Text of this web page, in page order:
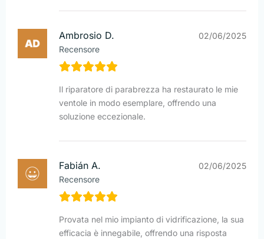
Ambrosio D.
Recensore
02/06/2025
Il riparatore di parabrezza ha restaurato le mie
ventole in modo esemplare, offrendo una
soluzione eccezionale.
Fabián A.
Recensore
02/06/2025
Provata nel mio impianto di vidrificazione, la sua
efficacia è innegabile, offrendo una risposta